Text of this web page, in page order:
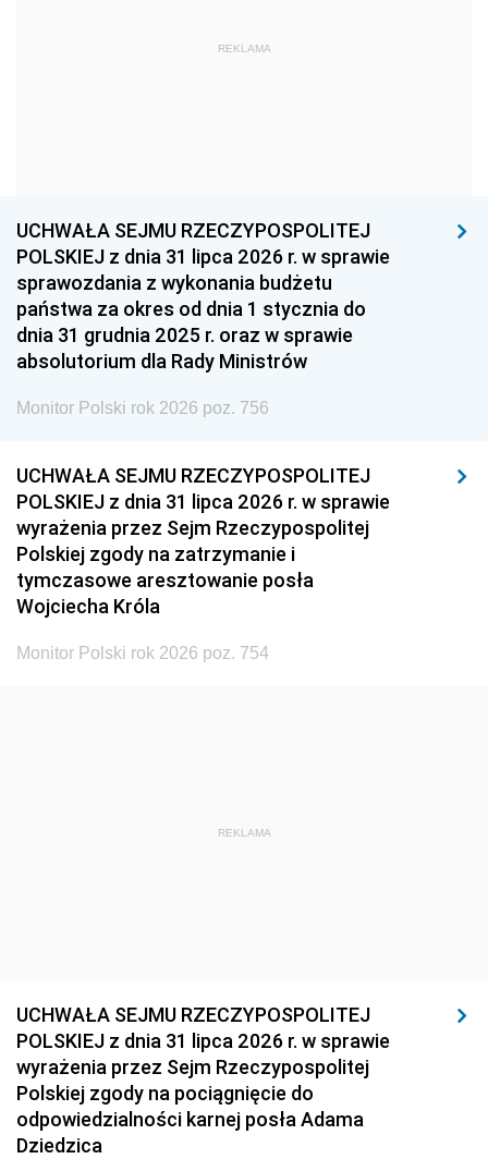
1959
1939 1938 1937
1936 1930
REKLAMA
UCHWAŁA SEJMU RZECZYPOSPOLITEJ
POLSKIEJ z dnia 31 lipca 2026 r. w sprawie
sprawozdania z wykonania budżetu
państwa za okres od dnia 1 stycznia do
dnia 31 grudnia 2025 r. oraz w sprawie
absolutorium dla Rady Ministrów
Monitor Polski rok 2026 poz. 756
UCHWAŁA SEJMU RZECZYPOSPOLITEJ
POLSKIEJ z dnia 31 lipca 2026 r. w sprawie
wyrażenia przez Sejm Rzeczypospolitej
Polskiej zgody na zatrzymanie i
tymczasowe aresztowanie posła
Wojciecha Króla
Monitor Polski rok 2026 poz. 754
REKLAMA
UCHWAŁA SEJMU RZECZYPOSPOLITEJ
POLSKIEJ z dnia 31 lipca 2026 r. w sprawie
wyrażenia przez Sejm Rzeczypospolitej
Polskiej zgody na pociągnięcie do
odpowiedzialności karnej posła Adama
Dziedzica